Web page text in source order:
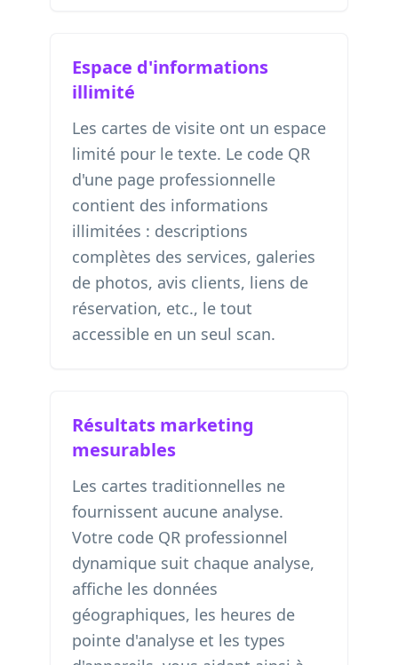
Espace d'informations
illimité
Les cartes de visite ont un espace
limité pour le texte. Le code QR
d'une page professionnelle
contient des informations
illimitées : descriptions
complètes des services, galeries
de photos, avis clients, liens de
réservation, etc., le tout
accessible en un seul scan.
Résultats marketing
mesurables
Les cartes traditionnelles ne
fournissent aucune analyse.
Votre code QR professionnel
dynamique suit chaque analyse,
affiche les données
géographiques, les heures de
pointe d'analyse et les types